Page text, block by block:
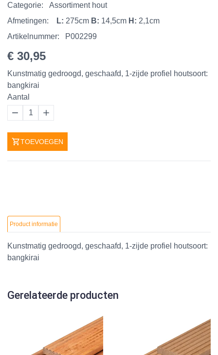
Categorie:
Assortiment hout
Afmetingen:
L: 275cm B: 14,5cm H: 2,1cm
Artikelnummer:
P002299
€ 30,95
Kunstmatig gedroogd, geschaafd, 1-zijde profiel houtsoort:
bangkirai
Aantal
1
TOEVOEGEN
Product informatie
Kunstmatig gedroogd, geschaafd, 1-zijde profiel houtsoort:
bangkirai
Gerelateerde producten